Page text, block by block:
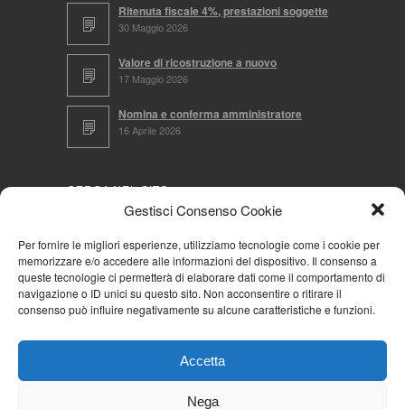
Gestisci Consenso Cookie
Per fornire le migliori esperienze, utilizziamo tecnologie come i cookie per
memorizzare e/o accedere alle informazioni del dispositivo. Il consenso a
queste tecnologie ci permetterà di elaborare dati come il comportamento di
navigazione o ID unici su questo sito. Non acconsentire o ritirare il
consenso può influire negativamente su alcune caratteristiche e funzioni.
Accetta
Nega
Ritenuta fiscale 4%, prestazioni soggette
30 Maggio 2026
Valore di ricostruzione a nuovo
17 Maggio 2026
Nomina e conferma amministratore
16 Aprile 2026
CERCA NEL SITO
NAVIGA PER
Mappa completa
Cookie Policy (UE)